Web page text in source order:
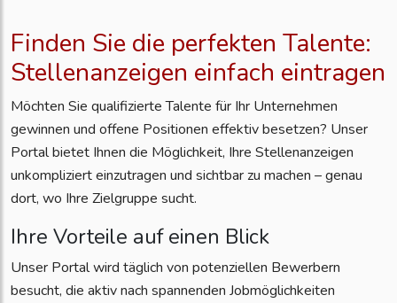
Finden Sie die perfekten Talente:
Stellenanzeigen einfach eintragen
Möchten Sie qualifizierte Talente für Ihr Unternehmen
gewinnen und offene Positionen effektiv besetzen? Unser
Portal bietet Ihnen die Möglichkeit, Ihre Stellenanzeigen
unkompliziert einzutragen und sichtbar zu machen – genau
dort, wo Ihre Zielgruppe sucht.
Ihre Vorteile auf einen Blick
Unser Portal wird täglich von potenziellen Bewerbern
besucht, die aktiv nach spannenden Jobmöglichkeiten